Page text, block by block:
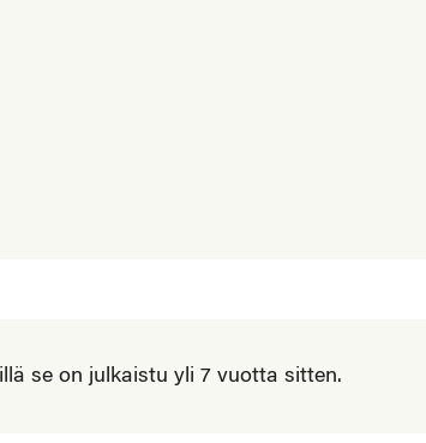
se on julkaistu yli 7 vuotta sitten.